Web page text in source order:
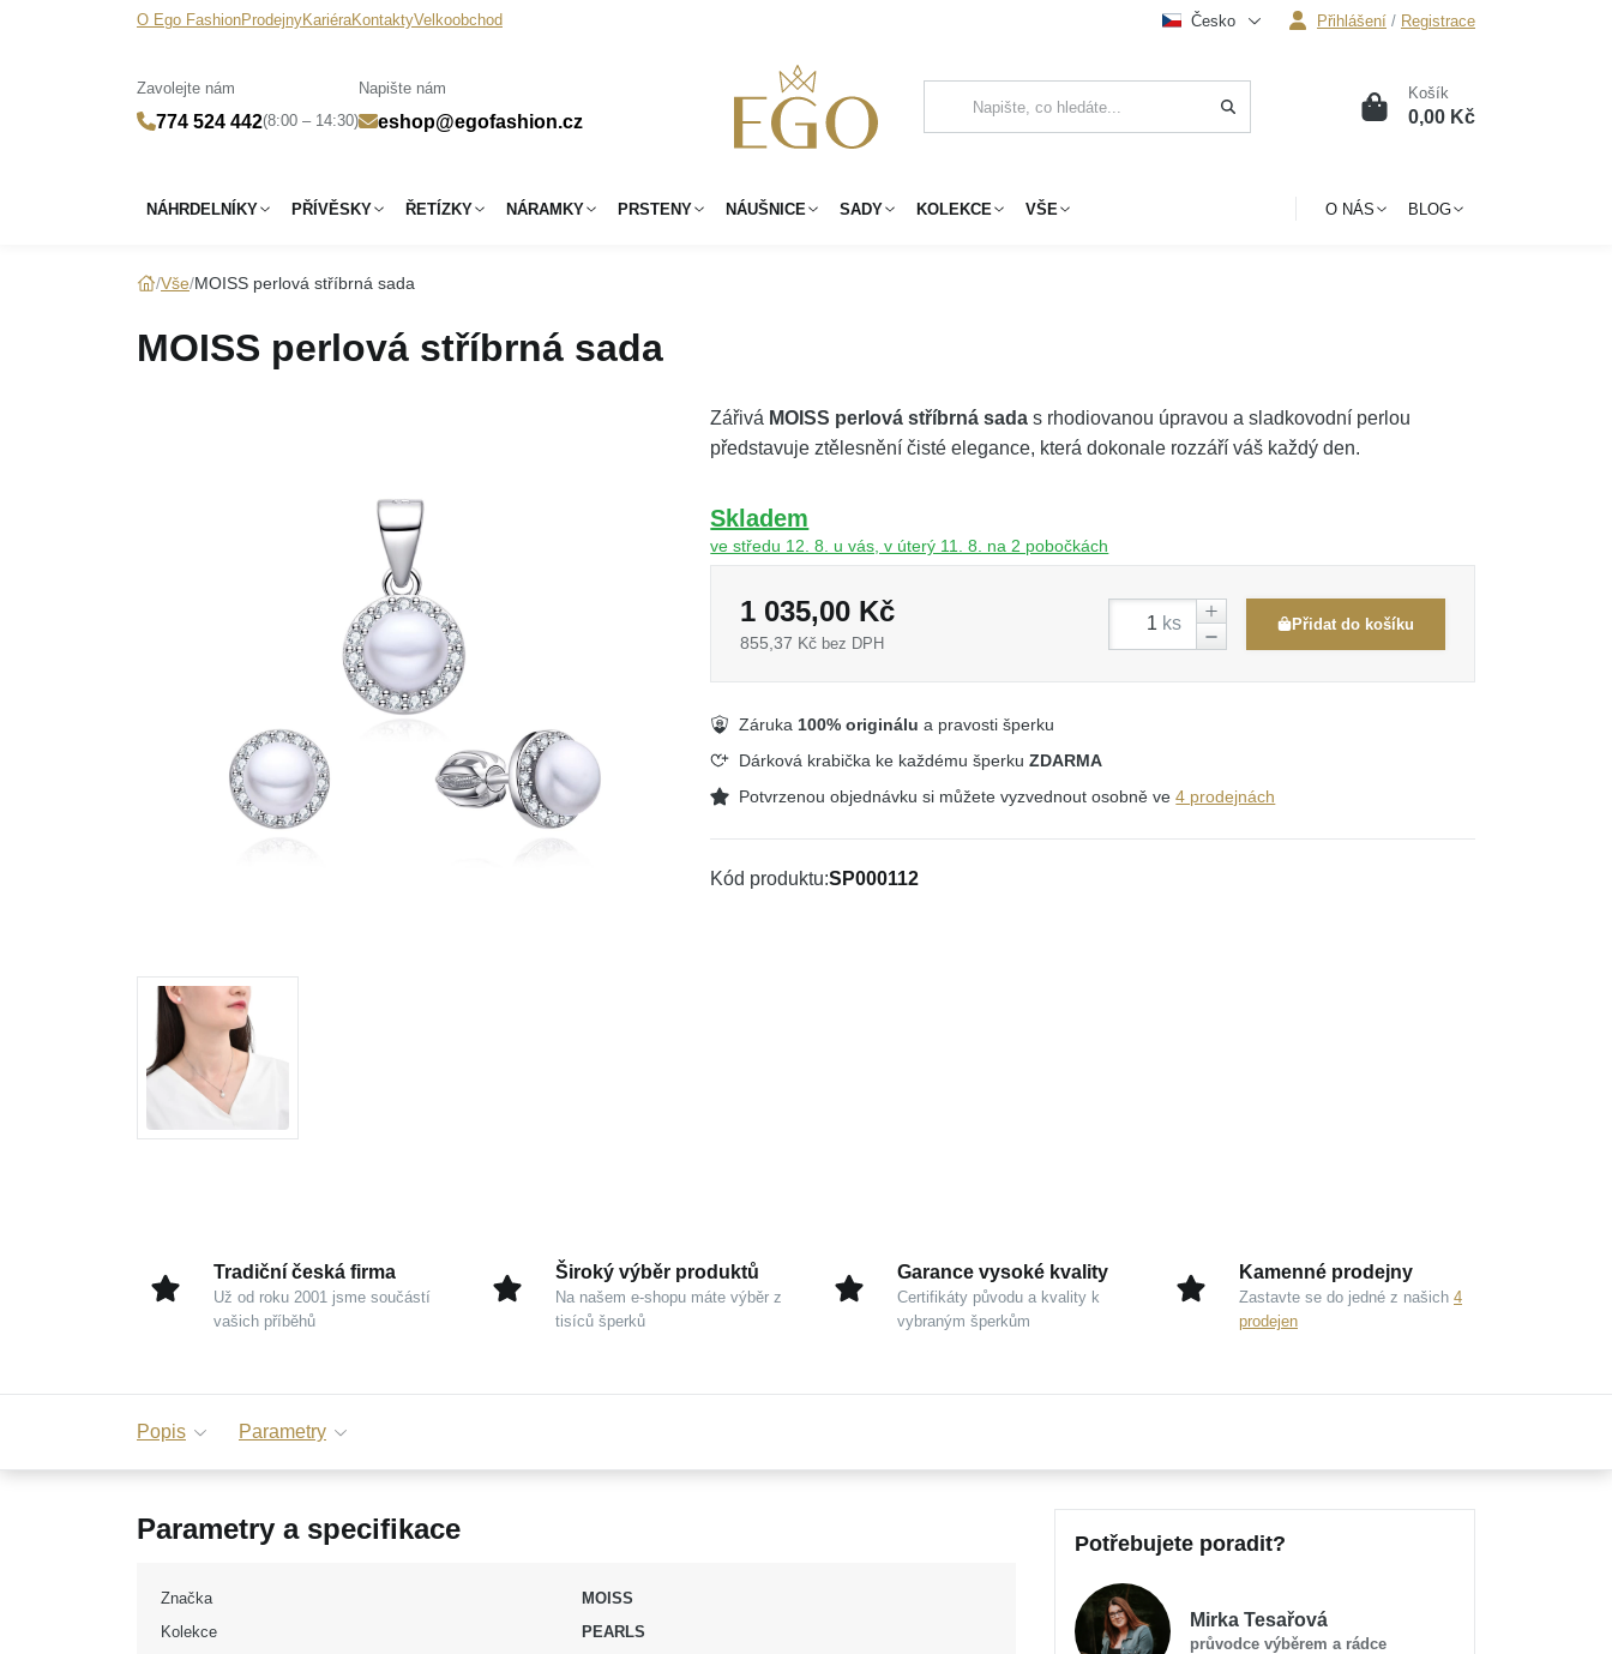
O Ego FashionProdejnyKariéraKontaktyVelkoobchod
Zavolejte nám
774 524 442(8:00 – 14:30)
Napište nám
eshop@egofashion.cz
Česko Přihlášení / Registrace
0 Košík
0,00 Kč
NÁHRDELNÍKY PŘÍVĚSKY ŘETÍZKY NÁRAMKY PRSTENY NÁUŠNICE SADY KOLEKCE VŠE O NÁS BLOG
Vše MOISS perlová stříbrná sada
MOISS perlová stříbrná sada
Zářivá MOISS perlová stříbrná sada s rhodiovanou úpravou a sladkovodní perlou
představuje ztělesnění čisté elegance, která dokonale rozzáří váš každý den.
Skladem
ve středu 12. 8. u vás, v úterý 11. 8. na 2 pobočkách
1 035,00 Kč
855,37 Kč bez DPH
ks Přidat do košíku
Záruka 100% originálu a pravosti šperku
Dárková krabička ke každému šperkuZDARMA
Potvrzenou objednávku si můžete vyzvednout osobně ve4 prodejnách
Kód produktu SP000112
Tradiční česká firma
Už od roku 2001 jsme součástí
vašich příběhů
Široký výběr produktů
Na našem e-shopu máte výběr z
tisíců šperků
Garance vysoké kvality
Certifikáty původu a kvality k
vybraným šperkům
Kamenné prodejny
Zastavte se do jedné z našich 4
prodejen
Popis Parametry
Parametry a specifikace
Značka
MOISS
Kolekce
PEARLS
Potřebujete poradit?
Mirka Tesařová
průvodce výběrem a rádce